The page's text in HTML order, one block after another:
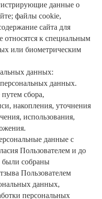
данные о
файлы cookie,
сайта для
относятся к специальным
или биометрическим
данных:
данных.
сбора,
накопления, уточнения
использования,
данные с
Пользователем и до
были собраны
Пользователем
данных,
персональных